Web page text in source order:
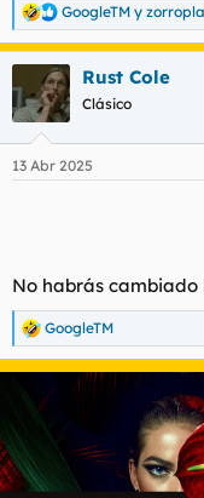
R
e
a
c
i
e
GoogleTM y
Rust Cole
Clásico
13 Abr 2025
No habrás cambiado
R
e
a
o
n
e
GoogleTM